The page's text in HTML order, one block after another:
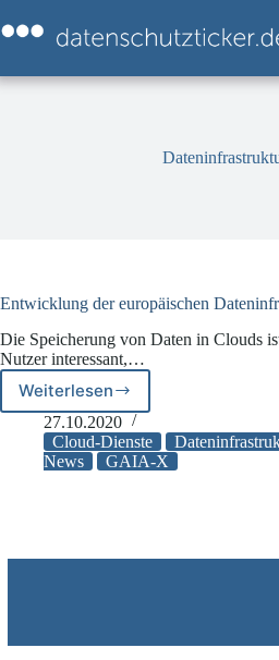
Inhalt
springen
Entwicklung der europäischen
Die Speicherung von Daten in Clouds
Nutzer interessant,…
WeiterlesenEntwicklung
der
europäischen
Dateninfrastruktur
27.10.2020
Cloud-Dienste
News
GAIA-X